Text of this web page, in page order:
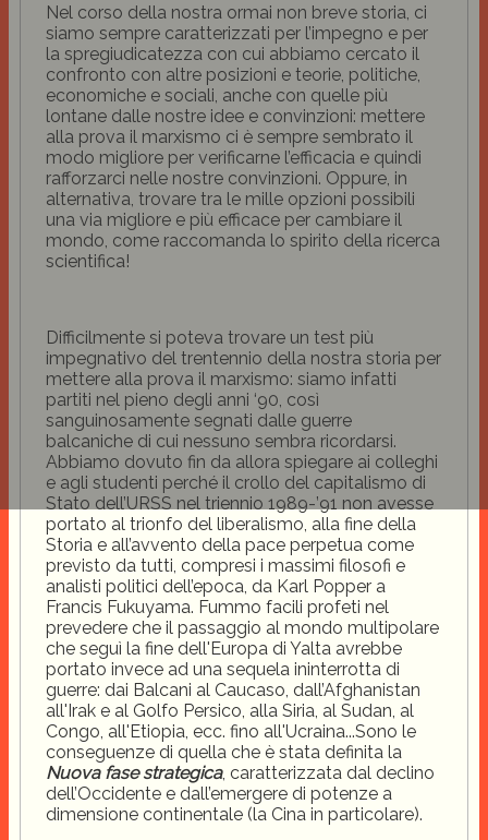
Nel corso della nostra ormai non breve storia, ci
siamo sempre caratterizzati per l’impegno e per
la spregiudicatezza con cui abbiamo cercato il
confronto con altre posizioni e teorie, politiche,
economiche e sociali, anche con quelle più
lontane dalle nostre idee e convinzioni: mettere
alla prova il marxismo ci è sempre sembrato il
modo migliore per verificarne l’efficacia e quindi
rafforzarci nelle nostre convinzioni. Oppure, in
alternativa, trovare tra le mille opzioni possibili
una via migliore e più efficace per cambiare il
mondo, come raccomanda lo spirito della ricerca
scientifica!
Difficilmente si poteva trovare un test più
impegnativo del trentennio della nostra storia per
mettere alla prova il marxismo: siamo infatti
partiti nel pieno degli anni ‘90, così
sanguinosamente segnati dalle guerre
balcaniche di cui nessuno sembra ricordarsi.
Abbiamo dovuto fin da allora spiegare ai colleghi
e agli studenti perché il crollo del capitalismo di
Stato dell’URSS nel triennio 1989-’91 non avesse
portato al trionfo del liberalismo, alla fine della
Storia e all’avvento della pace perpetua come
previsto da tutti, compresi i massimi filosofi e
analisti politici dell’epoca, da Karl Popper a
Francis Fukuyama. Fummo facili profeti nel
prevedere che il passaggio al mondo multipolare
che seguì la fine dell'Europa di Yalta avrebbe
portato invece ad una sequela ininterrotta di
guerre: dai Balcani al Caucaso, dall’Afghanistan
all'Irak e al Golfo Persico, alla Siria, al Sudan, al
Congo, all'Etiopia, ecc. fino all'Ucraina...Sono le
conseguenze di quella che è stata definita la
Nuova fase strategica, caratterizzata dal declino
dell’Occidente e dall’emergere di potenze a
dimensione continentale (la Cina in particolare).